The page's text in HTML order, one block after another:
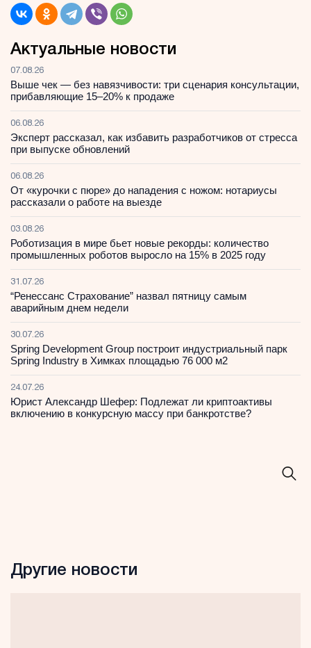
Актуальные новости
07.08.26
Выше чек — без навязчивости: три сценария консультации,
прибавляющие 15–20% к продаже
06.08.26
Эксперт рассказал, как избавить разработчиков от стресса
при выпуске обновлений
06.08.26
От «курочки с пюре» до нападения с ножом: нотариусы
рассказали о работе на выезде
03.08.26
Роботизация в мире бьет новые рекорды: количество
промышленных роботов выросло на 15% в 2025 году
31.07.26
“Ренессанс Страхование” назвал пятницу самым
аварийным днем недели
30.07.26
Spring Development Group построит индустриальный парк
Spring Industry в Химках площадью 76 000 м2
24.07.26
Юрист Александр Шефер: Подлежат ли криптоактивы
включению в конкурсную массу при банкротстве?
Другие новости